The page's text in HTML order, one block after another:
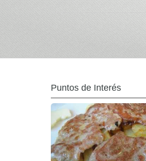
Puntos de Interés